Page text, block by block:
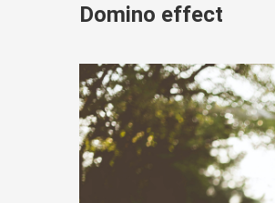
Domino effect